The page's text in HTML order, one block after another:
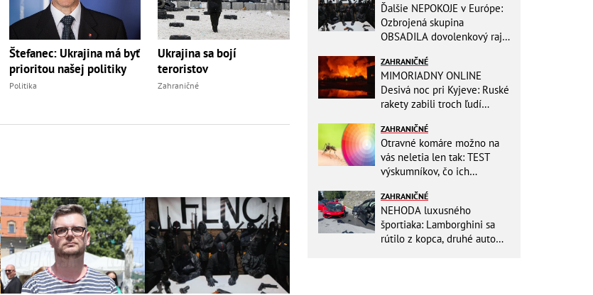
Štefanec: Ukrajina má byť
prioritou našej politiky
Politika
Ukrajina sa bojí
teroristov
Zahraničné
Ďalšie NEPOKOJE v Európe:
Ozbrojená skupina
OBSADILA dovolenkový raj,
turistom!
ZAHRANIČNÉ
MIMORIADNY ONLINE
Desivá noc pri Kyjeve: Ruské
rakety zabili troch ľudí
výbuchy
ZAHRANIČNÉ
Otravné komáre možno na
vás neletia len tak: TEST
výskumníkov, čo ich
ZAHRANIČNÉ
NEHODA luxusného
športiaka: Lamborghini sa
rútilo z kopca, druhé auto